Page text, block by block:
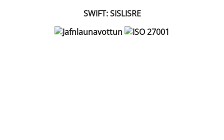
SWIFT: SISLISRE